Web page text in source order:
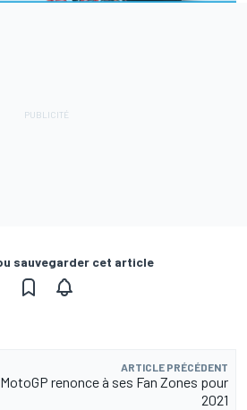
sauvegarder cet article
ARTICLE PRÉCÉDENT
renonce à ses Fan Zones pour
2021